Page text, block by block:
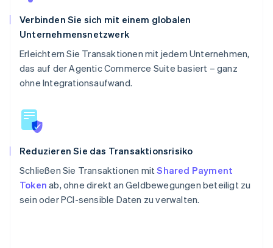
Verbinden Sie sich mit einem globalen
Unternehmensnetzwerk
Erleichtern Sie Transaktionen mit jedem Unternehmen,
das auf der Agentic Commerce Suite basiert – ganz
ohne Integrationsaufwand.
Reduzieren Sie das Transaktionsrisiko
Schließen Sie Transaktionen mitShared Payment
Token ab, ohne direkt an Geldbewegungen beteiligt zu
sein oder PCI-sensible Daten zu verwalten.